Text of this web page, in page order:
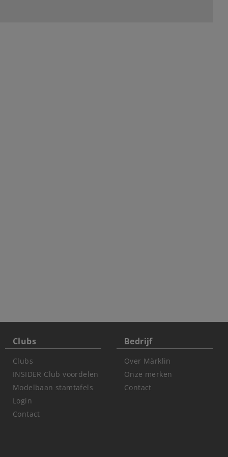
Clubs
Clubs
INSIDER Club voordelen
Modelbaan stamtafels
Login
Contact
Bedrijf
Over Märklin
Onze merken
Contact